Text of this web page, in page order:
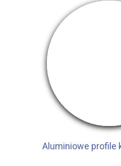
Aluminiowe profile